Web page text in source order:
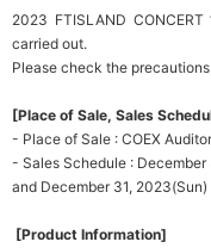
2023 FTISLAND CONCERT
carried out.
Please check the
[Place of Sale, Sales
- Place of Sale : COEX
- Sales Schedule :
and December 31, 2023(Sun)
[Product Information]